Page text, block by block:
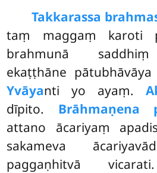
Takkarassa
taṃ maggaṃ karoti
brahmunā saddhiṃ
ekaṭṭhāne
Yvāyanti yo ayaṃ.
dīpito. Brāhmaṇena
attano ācariyaṃ
sakameva
paggaṇhitvā